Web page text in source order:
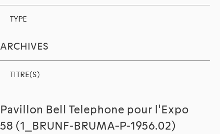
TYPE
ARCHIVES
TITRE(S)
Pavillon Bell Telephone pour l'Expo
58 (1_BRUNF-BRUMA-P-1956.02)